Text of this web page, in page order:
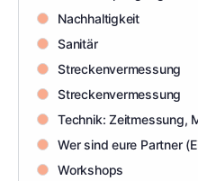
Nachhaltigkeit
Sanitär
Streckenvermessung
Streckenvermessung
Technik: Zeitmessung,
Wer sind eure Partner
Workshops